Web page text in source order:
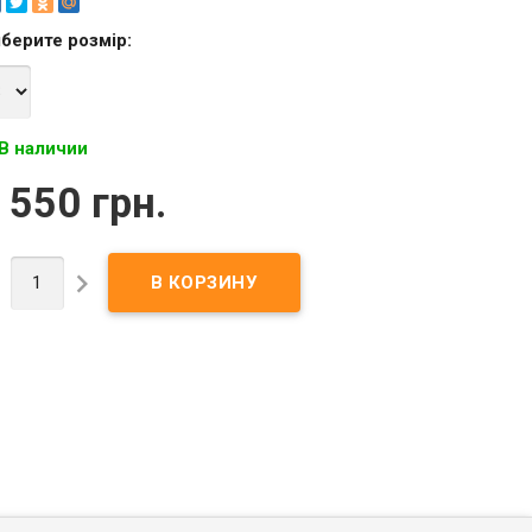
розмір:
наличии
грн.
